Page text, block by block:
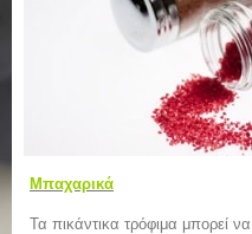
Μπαχαρικά
Τα πικάντικα τρόφιμα μπορεί